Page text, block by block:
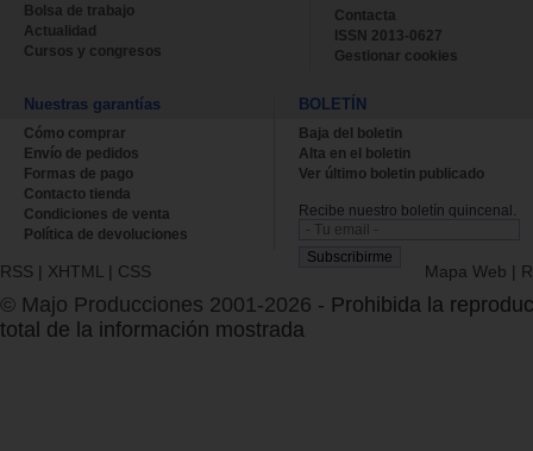
Bolsa de trabajo
Actualidad
Cursos y congresos
Contacta
ISSN 2013-0627
Gestionar cookies
Nuestras garantías
Cómo comprar
Envío de pedidos
Formas de pago
Contacto tienda
Condiciones de venta
Política de devoluciones
BOLETÍN
Baja del boletin
Alta en el boletin
Ver último boletin publicado
Recibe nuestro boletín quincenal.
RSS | XHTML | CSS Mapa Web |
© Majo Producciones 2001-2026 - Prohibida la
total de la información mostrada